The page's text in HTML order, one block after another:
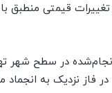
قیمتی منطبق
در سطح شهر
نزدیک به انجماد